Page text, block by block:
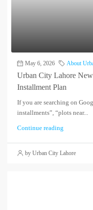
May 6, 2026 About
Urban City Lahore
Installment Plan
If you are searching on
installments”, “plots near...
Continue reading
by Urban City Lahore